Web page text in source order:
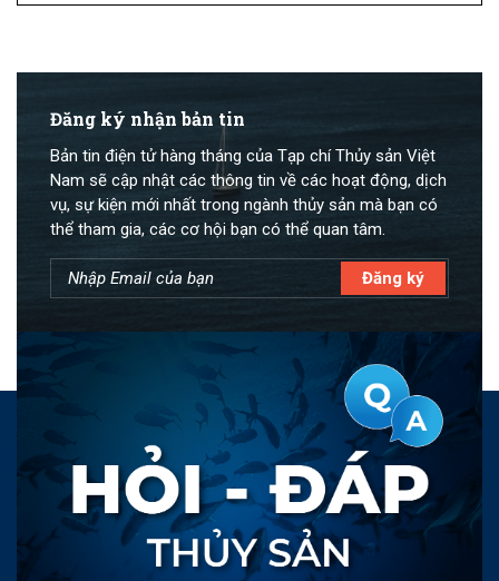
Đăng ký nhận bản tin
Bản tin điện tử hàng tháng của Tạp chí Thủy sản Việt
Nam sẽ cập nhật các thông tin về các hoạt động, dịch
vụ, sự kiện mới nhất trong ngành thủy sản mà bạn có
thể tham gia, các cơ hội bạn có thể quan tâm.